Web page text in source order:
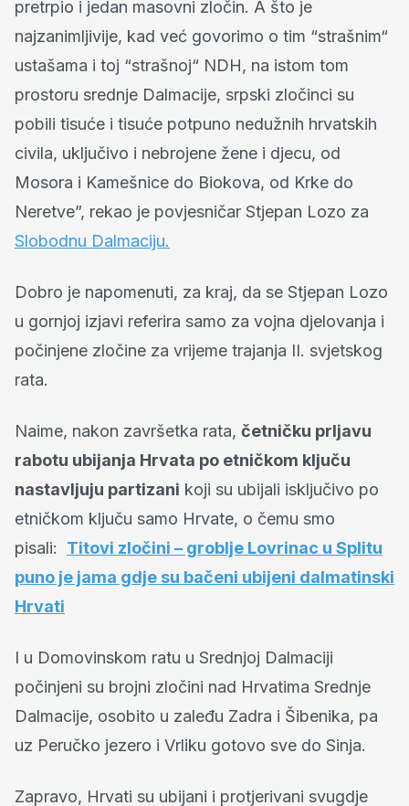
pretrpio i jedan masovni zločin. A što je
najzanimljivije, kad već govorimo o tim “strašnim“
ustašama i toj “strašnoj“ NDH, na istom tom
prostoru srednje Dalmacije, srpski zločinci su
pobili tisuće i tisuće potpuno nedužnih hrvatskih
civila, uključivo i nebrojene žene i djecu, od
Mosora i Kamešnice do Biokova, od Krke do
Neretve”, rekao je povjesničar Stjepan Lozo za
Slobodnu Dalmaciju.
Dobro je napomenuti, za kraj, da se Stjepan Lozo
u gornjoj izjavi referira samo za vojna djelovanja i
počinjene zločine za vrijeme trajanja II. svjetskog
rata.
Naime, nakon završetka rata, četničku prljavu
rabotu ubijanja Hrvata po etničkom ključu
nastavljuju partizani koji su ubijali isključivo po
etničkom ključu samo Hrvate, o čemu smo
pisali: Titovi zločini – groblje Lovrinac u Splitu
puno je jama gdje su bačeni ubijeni dalmatinski
Hrvati
I u Domovinskom ratu u Srednjoj Dalmaciji
počinjeni su brojni zločini nad Hrvatima Srednje
Dalmacije, osobito u zaleđu Zadra i Šibenika, pa
uz Peručko jezero i Vrliku gotovo sve do Sinja.
Zapravo, Hrvati su ubijani i protjerivani svugdje